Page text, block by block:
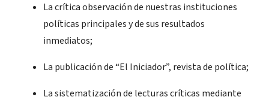
La crítica observación de nuestras instituciones
políticas principales y de sus resultados
inmediatos;
La publicación de “El Iniciador”, revista de política;
La sistematización de lecturas críticas mediante